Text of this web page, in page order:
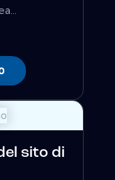
sito di